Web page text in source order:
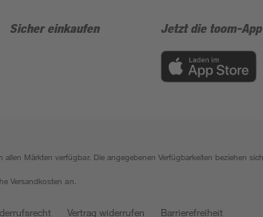
Sicher einkaufen Jetzt die toom-
Märkten verfügbar. Die angegebenen Verfügbarkeiten beziehen
Versandkosten an.
Vertrag widerrufen Barrierefreiheit